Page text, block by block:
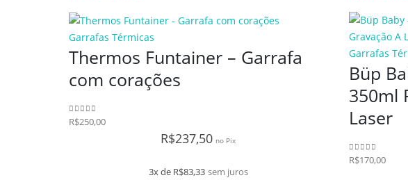
Garrafas Térmicas
Thermos Funtainer – Garrafa
com corações
0de 5
R$250,00
R$237,50 no Pix
3x de R$83,33 sem juros
Garrafas
Büp
350ml
Laser
0de 5
R$170,00